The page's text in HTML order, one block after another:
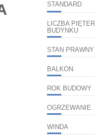
STANDARD
LICZBA
BUDYNKU
STAN PRAWNY
BALKON
ROK BUDOWY
OGRZEWANIE
WINDA